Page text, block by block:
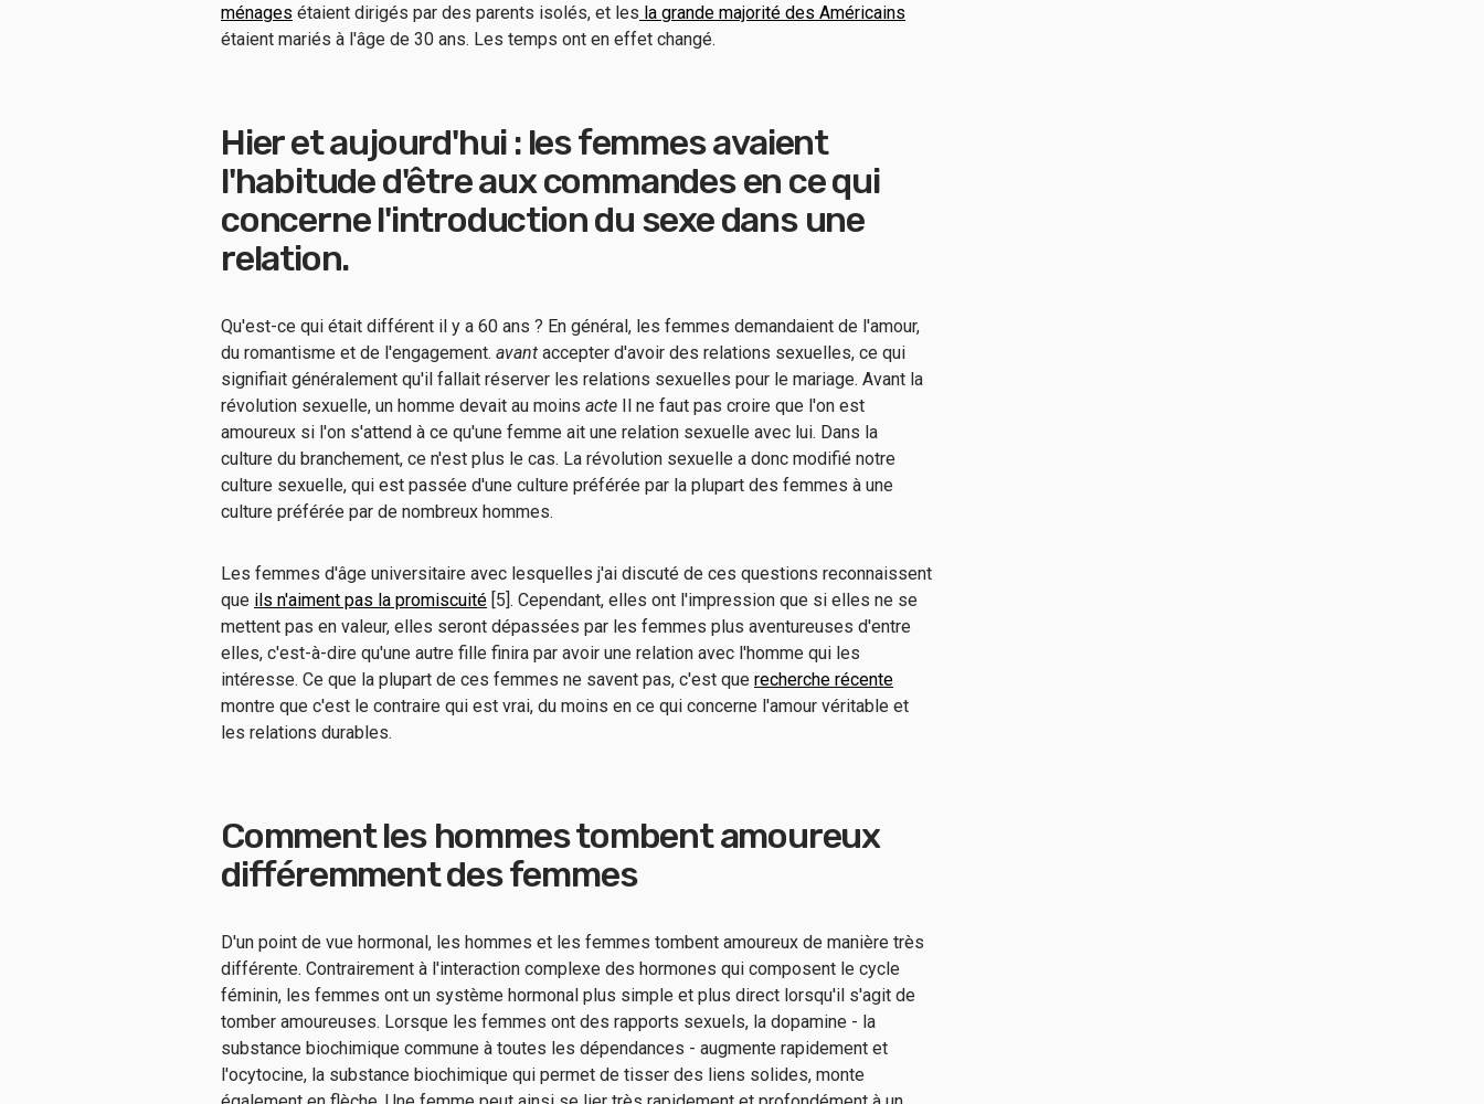
ménages étaient dirigés par des parents isolés, et les la grande majorité des Américains
étaient mariés à l'âge de 30 ans. Les temps ont en effet changé.
Hier et aujourd'hui : les femmes avaient
l'habitude d'être aux commandes en ce qui
concerne l'introduction du sexe dans une
relation.
Qu'est-ce qui était différent il y a 60 ans ? En général, les femmes demandaient de l'amour,
du romantisme et de l'engagement. avant accepter d'avoir des relations sexuelles, ce qui
signifiait généralement qu'il fallait réserver les relations sexuelles pour le mariage. Avant la
révolution sexuelle, un homme devait au moins acte Il ne faut pas croire que l'on est
amoureux si l'on s'attend à ce qu'une femme ait une relation sexuelle avec lui. Dans la
culture du branchement, ce n'est plus le cas. La révolution sexuelle a donc modifié notre
culture sexuelle, qui est passée d'une culture préférée par la plupart des femmes à une
culture préférée par de nombreux hommes.
Les femmes d'âge universitaire avec lesquelles j'ai discuté de ces questions reconnaissent
que ils n'aiment pas la promiscuité [5]. Cependant, elles ont l'impression que si elles ne se
mettent pas en valeur, elles seront dépassées par les femmes plus aventureuses d'entre
elles, c'est-à-dire qu'une autre fille finira par avoir une relation avec l'homme qui les
intéresse. Ce que la plupart de ces femmes ne savent pas, c'est que recherche récente
montre que c'est le contraire qui est vrai, du moins en ce qui concerne l'amour véritable et
les relations durables.
Comment les hommes tombent amoureux
différemment des femmes
D'un point de vue hormonal, les hommes et les femmes tombent amoureux de manière très
différente. Contrairement à l'interaction complexe des hormones qui composent le cycle
féminin, les femmes ont un système hormonal plus simple et plus direct lorsqu'il s'agit de
tomber amoureuses. Lorsque les femmes ont des rapports sexuels, la dopamine - la
substance biochimique commune à toutes les dépendances - augmente rapidement et
l'ocytocine, la substance biochimique qui permet de tisser des liens solides, monte